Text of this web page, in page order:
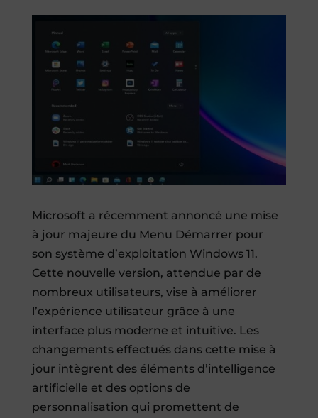
Microsoft a récemment annoncé une mise
à jour majeure du Menu Démarrer pour
son système d’exploitation Windows 11.
Cette nouvelle version, attendue par de
nombreux utilisateurs, vise à améliorer
l’expérience utilisateur grâce à une
interface plus moderne et intuitive. Les
changements effectués dans cette mise à
jour intègrent des éléments d’intelligence
artificielle et des options de
personnalisation qui promettent de